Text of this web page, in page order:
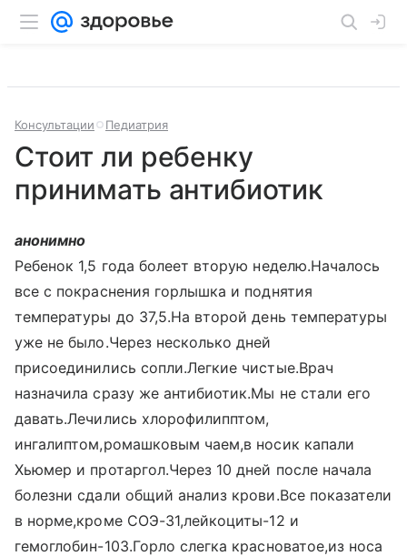
Консультации Педиатрия
Стоит ли ребенку
принимать антибиотик
анонимно
Ребенок 1,5 года болеет вторую неделю.Началось
все с покраснения горлышка и поднятия
температуры до 37,5.На второй день температуры
уже не было.Через несколько дней
присоединились сопли.Легкие чистые.Врач
назначила сразу же антибиотик.Мы не стали его
давать.Лечились хлорофилипптом,
ингалиптом,ромашковым чаем,в носик капали
Хьюмер и протаргол.Через 10 дней после начала
болезни сдали общий анализ крови.Все показатели
в норме,кроме СОЭ-31,лейкоциты-12 и
гемоглобин-103.Горло слегка красноватое,из носа